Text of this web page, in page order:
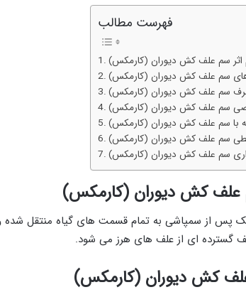
فهرست مطالب
اثر سم علف کش دیوران (کارمکس)
سم علف کش دیوران (کارمکس)
سم علف کش دیوران (کارمکس)
سم علف کش دیوران (کارمکس)
با سم علف کش دیوران (کارمکس)
سم علف کش دیوران (کارمکس)
سم علف کش دیوران (کارمکس)
علف کش دیوران (کارمکس)
گسترده ای از علف های هرز می شود.
کش دیوران (کارمکس)